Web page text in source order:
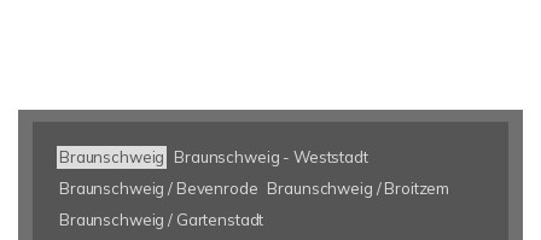
Braunschweig
Braunschweig - Weststadt
Braunschweig / Bevenrode Braunschweig / Broitzem
Braunschweig / Gartenstadt